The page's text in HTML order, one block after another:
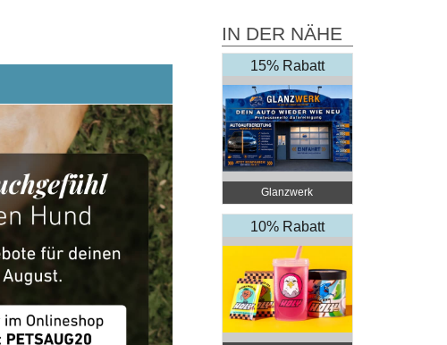
IN DER NÄHE
15% Rabatt
Glanzwerk
Autoreinigung
10% Rabatt